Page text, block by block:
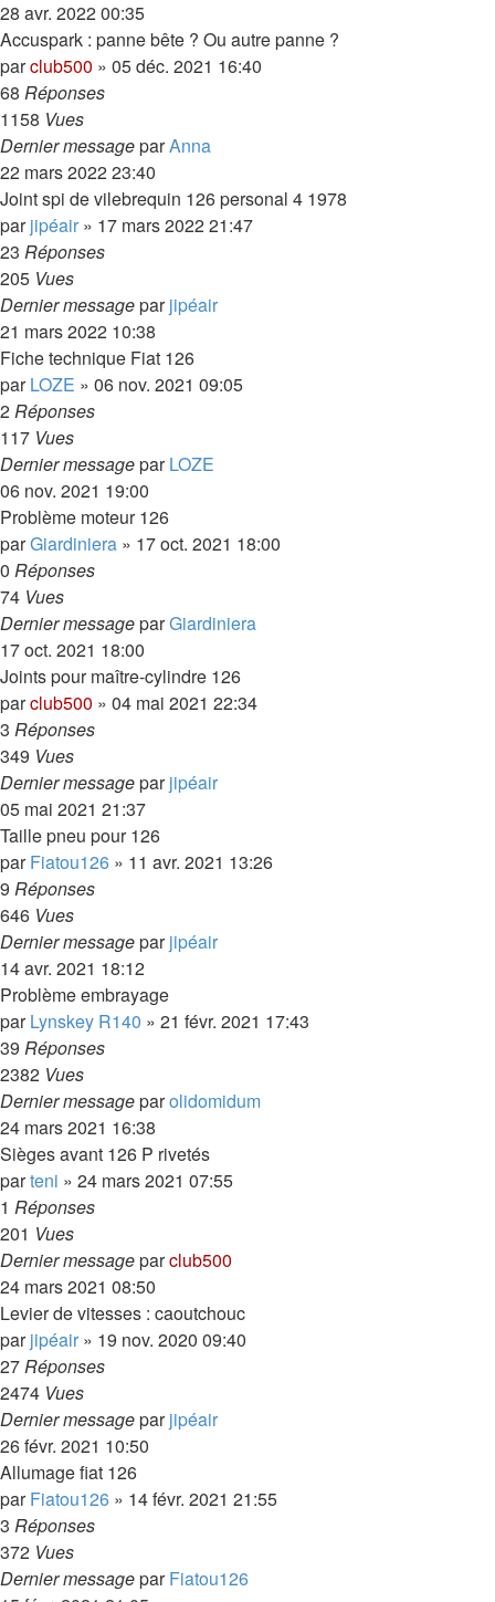
28 avr. 2022 00:35
Accuspark : panne bête ? Ou autre panne ?
parclub500 » 05 déc. 2021 16:40
68 Réponses
1158 Vues
Dernier messageparAnna
22 mars 2022 23:40
Joint spi de vilebrequin 126 personal 4 1978
parjipéair » 17 mars 2022 21:47
23 Réponses
205 Vues
Dernier messageparjipéair
21 mars 2022 10:38
Fiche technique Fiat 126
parLOZE » 06 nov. 2021 09:05
2Réponses
117 Vues
Dernier messageparLOZE
06 nov. 2021 19:00
Problème moteur 126
parGiardiniera » 17 oct. 2021 18:00
0 Réponses
74 Vues
Dernier messageparGiardiniera
17 oct. 2021 18:00
Joints pour maître-cylindre 126
parclub500 » 04 mai 2021 22:34
3 Réponses
349 Vues
Dernier messageparjipéair
05 mai 2021 21:37
Taille pneu pour 126
parFiatou126 » 11 avr. 2021 13:26
9 Réponses
646 Vues
Dernier messageparjipéair
14 avr. 2021 18:12
Problème embrayage
parLynskey R140 » 21 févr. 2021 17:43
39 Réponses
2382 Vues
Dernier messageparolidomidum
24 mars 2021 16:38
Sièges avant 126 P rivetés
parteni » 24 mars 2021 07:55
1 Réponses
201 Vues
Dernier messageparclub500
24 mars 2021 08:50
Levier de vitesses : caoutchouc
parjipéair » 19 nov. 2020 09:40
27Réponses
2474 Vues
Dernier messageparjipéair
26 févr. 2021 10:50
Allumage fiat 126
parFiatou126 » 14 févr. 2021 21:55
3 Réponses
372 Vues
Dernier messageparFiatou126